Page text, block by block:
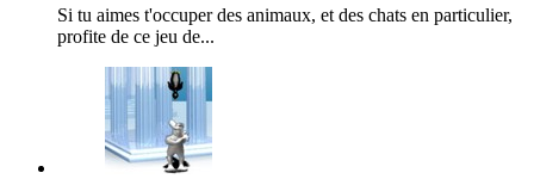
Si tu aimes t'occuper des animaux, et des chats en particulier,
profite de ce jeu de...